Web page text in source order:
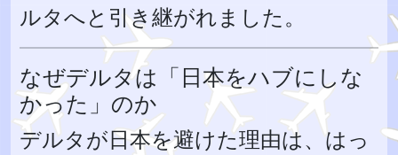
ルタへと引き継がれました。
なぜデルタは「日本をハブにしな
かった」のか
デルタが日本を避けた理由は、はっ